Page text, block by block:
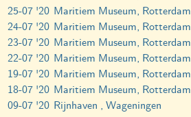
25-07 '20 Maritiem Museum, Rotterdam
24-07 '20 Maritiem Museum, Rotterdam
23-07 '20 Maritiem Museum, Rotterdam
22-07 '20 Maritiem Museum, Rotterdam
19-07 '20 Maritiem Museum, Rotterdam
18-07 '20 Maritiem Museum, Rotterdam
09-07 '20 Rijnhaven , Wageningen